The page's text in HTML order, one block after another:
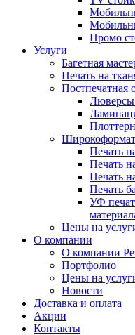
Промо
Услуги
Багетная
Печать на
Постпечатная
Люверсы
Печать
Печать
Печать
Печать
УФ
Цены на
О компании
О компании
Портфолио
Цены на
Новости
Доставка и оплата
Акции
Контакты